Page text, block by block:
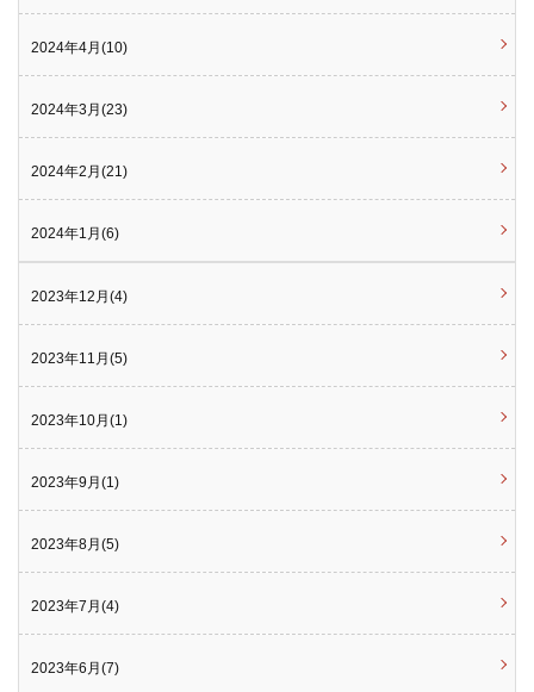
2024年4月(10)
2024年3月(23)
2024年2月(21)
2024年1月(6)
2023年12月(4)
2023年11月(5)
2023年10月(1)
2023年9月(1)
2023年8月(5)
2023年7月(4)
2023年6月(7)